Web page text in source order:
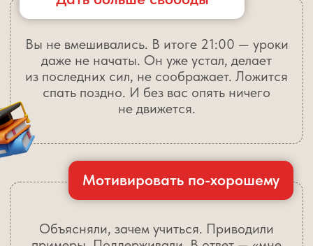
У НАСЕСТЬ РЕШЕНИЕ
5 дней = 5 секретов
самостоятельной и лёгкой учёбы.
С этими проблемами сталкивается
более 80% родителей.